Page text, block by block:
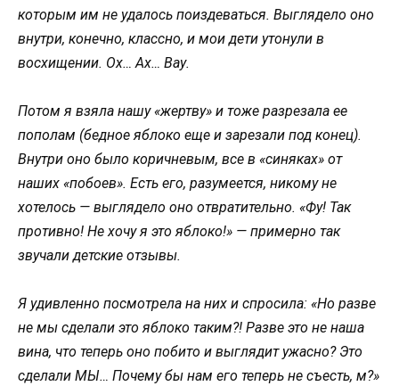
которым им не удалось поиздеваться. Выглядело оно
внутри, конечно, классно, и мои дети утонули в
восхищении. Ох… Ах… Вау.
Потом я взяла нашу «жертву» и тоже разрезала ее
пополам (бедное яблоко еще и зарезали под конец).
Внутри оно было коричневым, все в «синяках» от
наших «побоев». Есть его, разумеется, никому не
хотелось — выглядело оно отвратительно. «Фу! Так
противно! Не хочу я это яблоко!» — примерно так
звучали детские отзывы.
Я удивленно посмотрела на них и спросила: «Но разве
не мы сделали это яблоко таким?! Разве это не наша
вина, что теперь оно побито и выглядит ужасно? Это
сделали МЫ… Почему бы нам его теперь не съесть, м?»